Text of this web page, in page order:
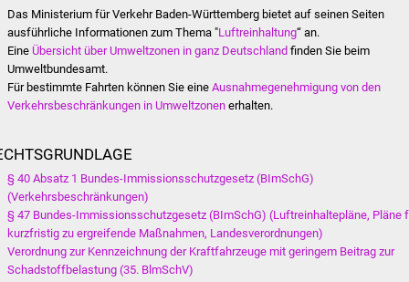
Das Ministerium für Verkehr Baden-Württemberg bietet auf seinen Seiten
ausführliche Informationen zum Thema "Luftreinhaltung“ an.
EineÜbersicht über Umweltzonen in ganz Deutschland finden Sie beim
Umweltbundesamt.
Für bestimmte Fahrten können Sie eineAusnahmegenehmigung von den
Verkehrsbeschränkungen in Umweltzonen erhalten.
§ 40 Absatz 1 Bundes-Immissionsschutzgesetz (BImSchG)
(Verkehrsbeschränkungen)
§ 47 Bundes-Immissionsschutzgesetz (BImSchG) (Luftreinhaltepläne, Pläne
kurzfristig zu ergreifende Maßnahmen, Landesverordnungen)
Verordnung zur Kennzeichnung der Kraftfahrzeuge mit geringem Beitrag zur
Schadstoffbelastung (35. BlmSchV)